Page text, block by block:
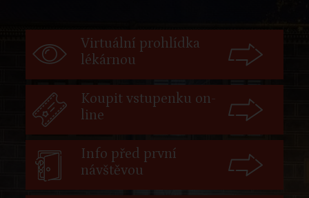
Virtuální prohlídka
lékárnou
Koupit vstupenku on-
line
Info před první
návštěvou